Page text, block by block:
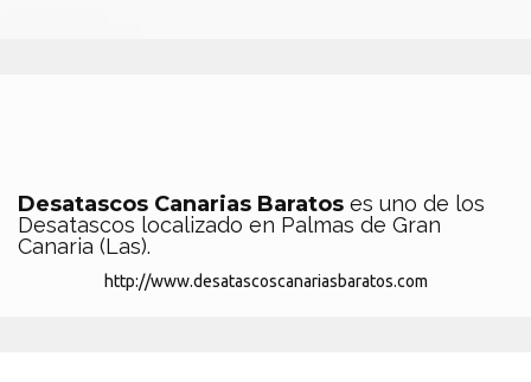
Desatascos Canarias Baratos es uno de los
Desatascos localizado en Palmas de Gran
Canaria (Las).
http://www.desatascoscanariasbaratos.com